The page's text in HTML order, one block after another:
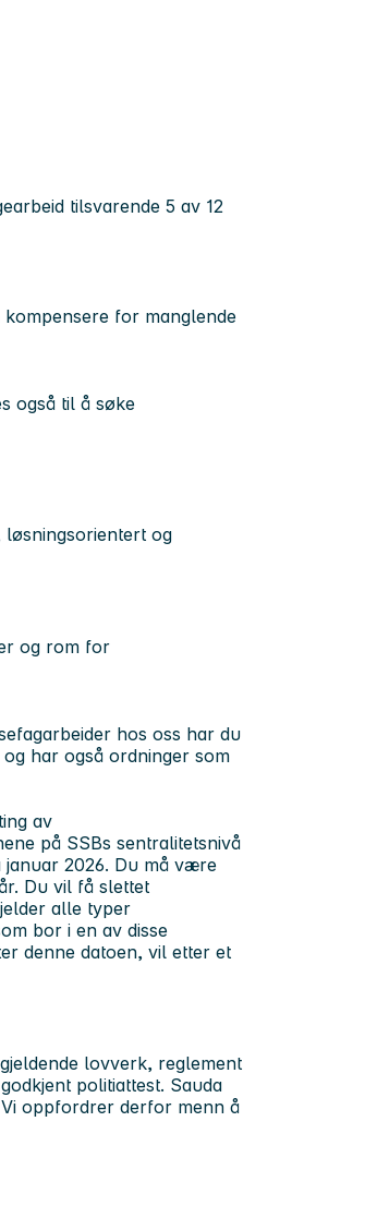
tilsvarende 5 av 12
for manglende
også til å søke
løsningsorientert og
og rom for
hos oss har du
har også ordninger som
av
på SSBs sentralitetsnivå
januar 2026. Du må være
Du vil få slettet
alle typer
bor i en av disse
denne datoen, vil etter et
lovverk, reglement
politiattest. Sauda
oppfordrer derfor menn å